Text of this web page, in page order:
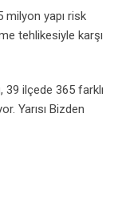
milyon yapı risk
tehlikesiyle karşı
39 ilçede 365 farklı
Yarısı Bizden